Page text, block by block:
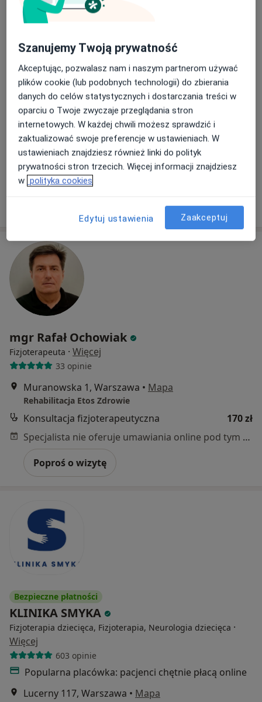
mgr Paweł Wysocki
Fizjoterapeuta·Więcej
73 opinie
Adres 1 Adres 2
Księdza Ignacego Kłopotowskiego 20, Warszawa
Praska Klinika Zdrowia
Konsultacja fizjoterapeutyczna
mgr Rafał Ochowiak
Fizjoterapeuta · Więcej
33 opinie
Muranowska 1, Warszawa • Mapa
Rehabilitacja Etos Zdrowie
Konsultacja fizjoterapeutyczna
170 zł
Specjalista nie oferuje umawiania online pod tym adresem.
Poproś o wizytę
Bezpieczne płatności
KLINIKA SMYKA
Fizjoterapia dziecięca, Fizjoterapia, Neurologia dziecięca ·
Więcej
603 opinie
Popularna placówka: pacjenci chętnie płacą online
Lucerny 117, Warszawa • Mapa
Szanujemy Twoją prywatność
Akceptując, pozwalasz nam i naszym partnerom używać
plików cookie (lub podobnych technologii) do zbierania
danych do celów statystycznych i dostarczania treści w
oparciu o Twoje zwyczaje przeglądania stron
internetowych. W każdej chwili możesz sprawdzić i
zaktualizować swoje preferencje w ustawieniach. W
ustawieniach znajdziesz również linki do polityk
prywatności stron trzecich. Więcej informacji znajdziesz
w polityka cookies
Edytuj ustawienia Zaakceptuj